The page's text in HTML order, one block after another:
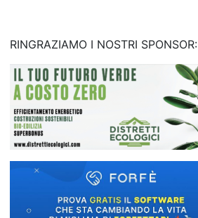
RINGRAZIAMO I NOSTRI SPONSOR: